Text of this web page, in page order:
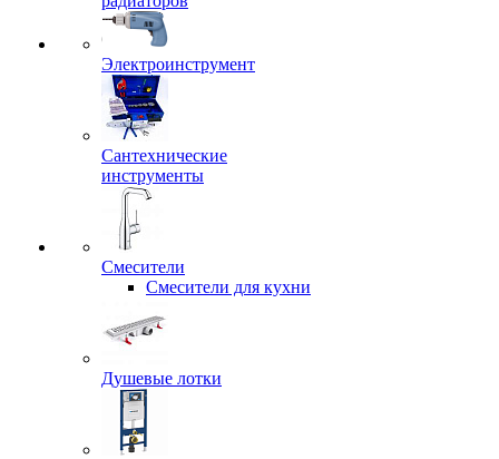
Электроинструмент
Сантехнические
инструменты
Смесители
Смесители для кухни
Душевые лотки